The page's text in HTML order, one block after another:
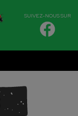
SUIVEZ-NOUS SUR